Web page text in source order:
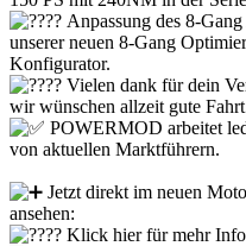
Anpassung des 8-
unserer neuen 8-Gang
Konfigurator.
Vielen dank für dein
wir wünschen allzeit gute
POWERMOD arbeitet
von aktuellen Marktführern.
Jetzt direkt im neuen
ansehen:
Klick hier für mehr